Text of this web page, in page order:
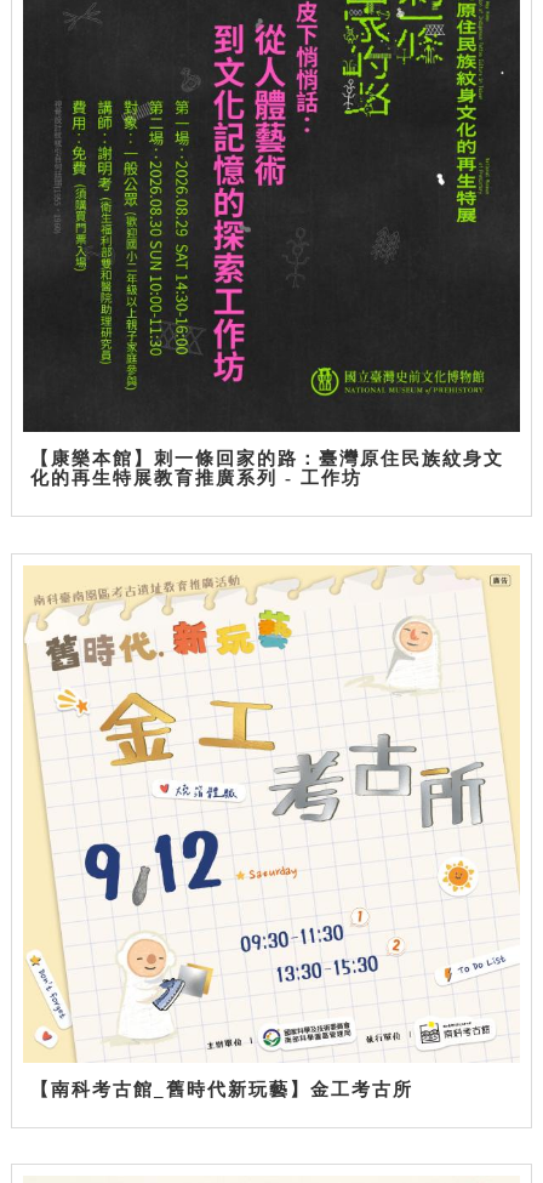
【康樂本館】刺一條回家的路：臺灣原住民族紋身文
化的再生特展教育推廣系列 - 工作坊
【南科考古館_舊時代新玩藝】金工考古所